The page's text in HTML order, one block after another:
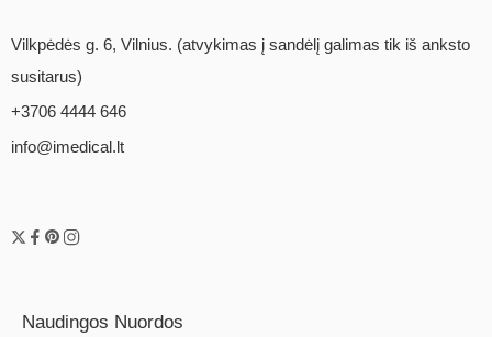
Vilkpėdės g. 6, Vilnius. (atvykimas į sandėlį galimas tik iš anksto
susitarus)
+3706 4444 646
info@imedical.lt
Naudingos Nuordos